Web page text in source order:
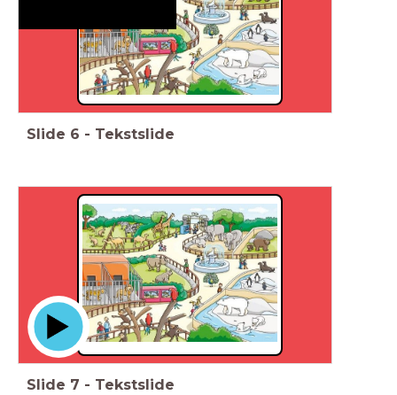
Slide 6 - Tekstslide
Slide 7 - Tekstslide